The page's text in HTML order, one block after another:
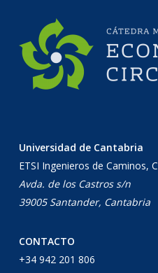
Universidad de Cantabria
ETSI Ingenieros de Caminos,
Avda. de los Castros s/n
39005 Santander, Cantabria
CONTACTO
+34 942 201 806